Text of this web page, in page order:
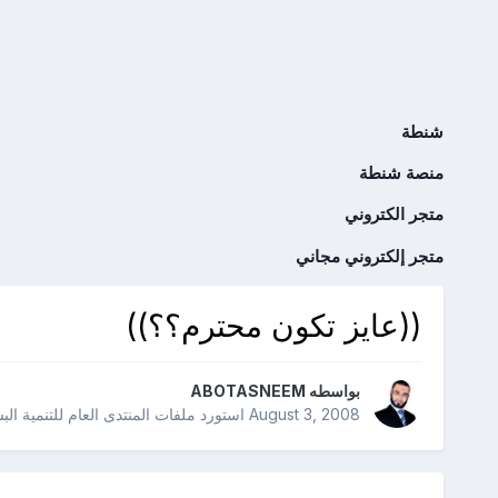
شنطة
منصة شنطة
متجر الكتروني
متجر إلكتروني مجاني
((عايز تكون محترم؟؟))
بواسطه ABOTASNEEM
August 3, 2008استورد ملفات المنتدى العام للتنمية